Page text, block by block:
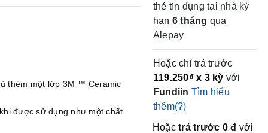
thêm một lớp 3M ™ Ceramic
được sử dụng như một chất
thẻ tín dụng tại nhà kỳ
hạn 6 tháng qua
Alepay
Hoặc chỉ trả trước
119.250₫x 3 kỳ với
Fundiin Tìm hiểu
thêm(?)
Hoặctrả trước 0 đ với